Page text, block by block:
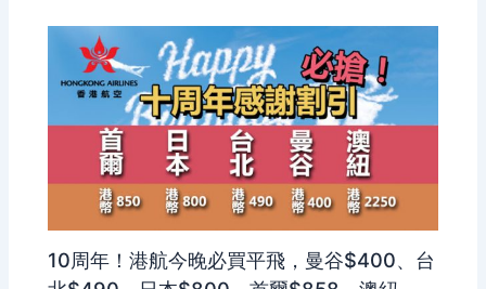
10周年！港航今晚必買平飛，曼谷$400、台